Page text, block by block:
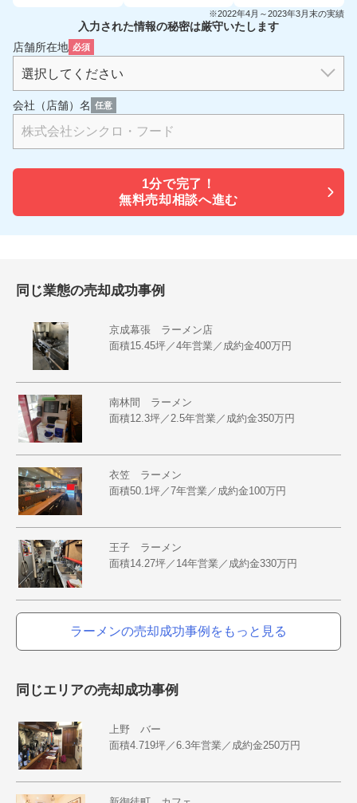
※2022年4月～2023年3月末の実績
入力された情報の秘密は厳守いたします
店舗所在地 必須
会社（店舗）名 任意
1分で完了！
無料売却相談へ進む
同じ業態の売却成功事例
京成幕張 ラーメン店
面積15.45坪／4年営業／成約金400万円
南林間 ラーメン
面積12.3坪／2.5年営業／成約金350万円
衣笠 ラーメン
面積50.1坪／7年営業／成約金100万円
王子 ラーメン
面積14.27坪／14年営業／成約金330万円
ラーメンの売却成功事例をもっと見る
同じエリアの売却成功事例
上野 バー
面積4.719坪／6.3年営業／成約金250万円